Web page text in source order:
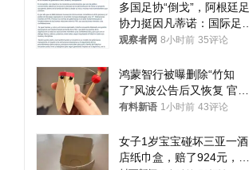
多国足协“倒戈”，阿根廷足
协力挺因凡蒂诺：国际足联
今后应继续在其领导下前行
观察者网 8小时前 35评论
鸿蒙智行被曝删除“竹知
了”风波公告后又恢复 官媒
曾力挺：劝华为要大度的，
有料新语 1小时前 43评论
女子1岁宝宝碰坏三亚一酒
店纸巾盒，赔了924元，发